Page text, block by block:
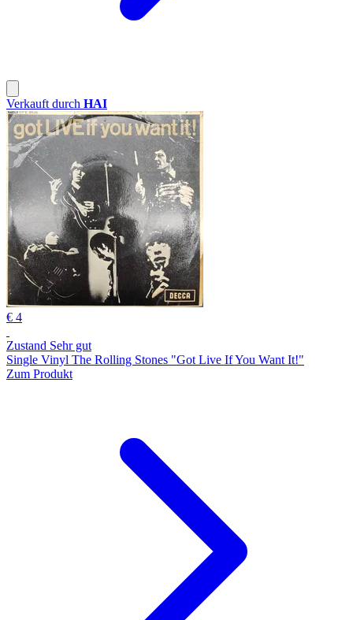
Verkauft durch HAI
€ 4
Zustand Sehr gut
Single Vinyl The Rolling Stones "Got Live If You Want It!"
Zum Produkt